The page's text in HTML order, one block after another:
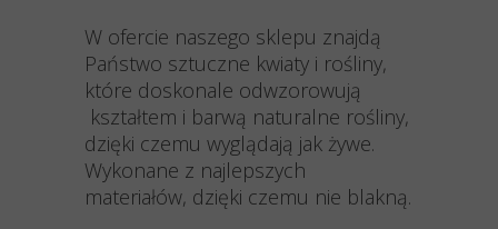
W ofercie naszego sklepu znajdą
Państwo sztuczne kwiaty i rośliny,
które doskonale odwzorowują
kształtem i barwą naturalne rośliny,
dzięki czemu wyglądają jak żywe.
Wykonane z najlepszych
materiałów, dzięki czemu nie blakną.